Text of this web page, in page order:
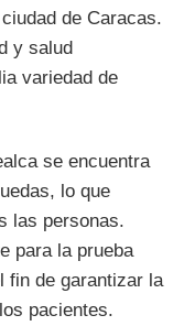
de Caracas.
y salud
variedad de
se encuentra
lo que
las personas.
para la prueba
fin de garantizar la
pacientes.